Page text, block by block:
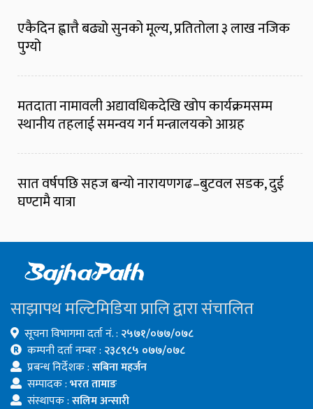
एकैदिन ह्वात्तै बढ्यो सुनको मूल्य, प्रतितोला ३ लाख नजिक
पुग्यो
मतदाता नामावली अद्यावधिकदेखि खोप कार्यक्रमसम्म
स्थानीय तहलाई समन्वय गर्न मन्त्रालयको आग्रह
सात वर्षपछि सहज बन्यो नारायणगढ–बुटवल सडक, दुई
घण्टामै यात्रा
साझापथ मल्टिमिडिया प्रालि द्वारा संचालित
सूचना विभागमा दर्ता नं. : २५७१/०७७/०७८
कम्पनी दर्ता नम्बर : २३८९८५ ०७७/०७८
प्रबन्ध निर्देशक :सबिना महर्जन
सम्पादक :भरत तामाङ
संस्थापक :सलिम अन्सारी